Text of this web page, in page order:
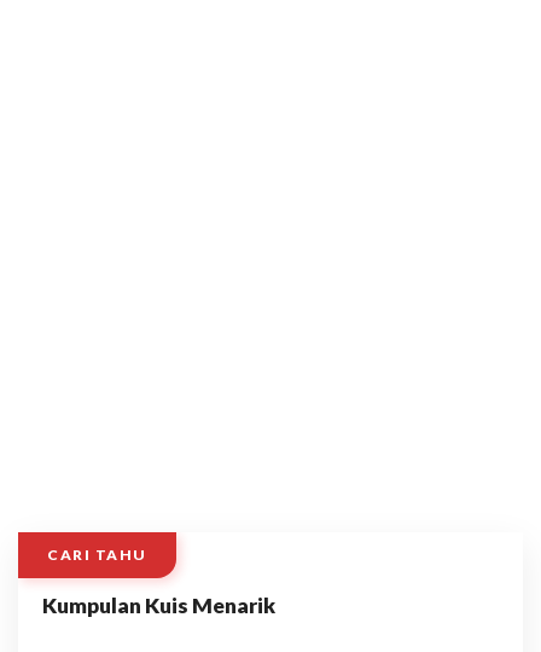
CARI TAHU
Kumpulan Kuis Menarik